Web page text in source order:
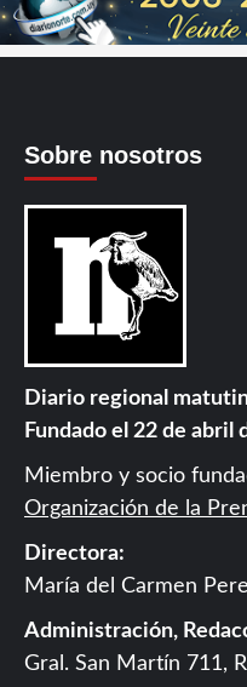
Sobre nosotros
Diario regional
Fundado el 22 de abril
Miembro y socio
Organización de la
Directora:
María del Carmen
Administración,
Gral. San Martín 711,